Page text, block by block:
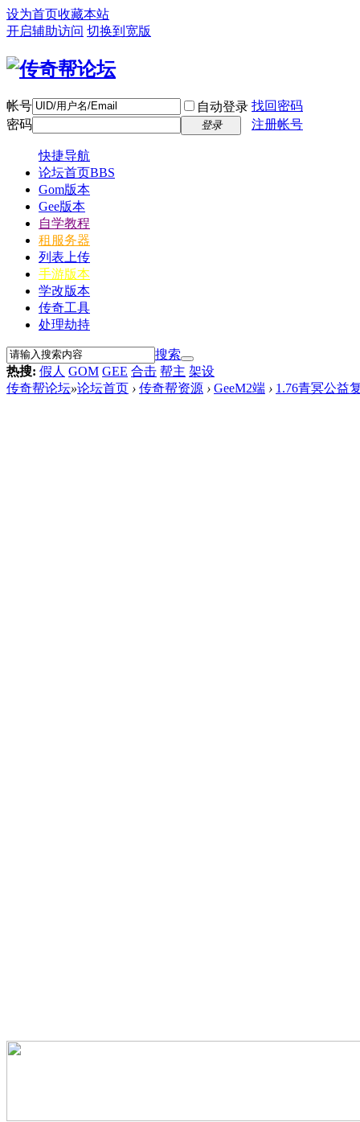
设为首页收藏本站
开启辅助访问 切换到宽版
帐号 自动登录 找回密码
密码
登录 注册帐号
快捷导航
论坛首页BBS
Gom版本
Gee版本
自学教程
租服务器
列表上传
手游版本
学改版本
传奇工具
处理劫持
搜索
热搜: 假人 GOM GEE 合击 帮主 架设
传奇帮论坛»论坛首页 › 传奇帮资源 › GeeM2端 › 1.76青冥公益